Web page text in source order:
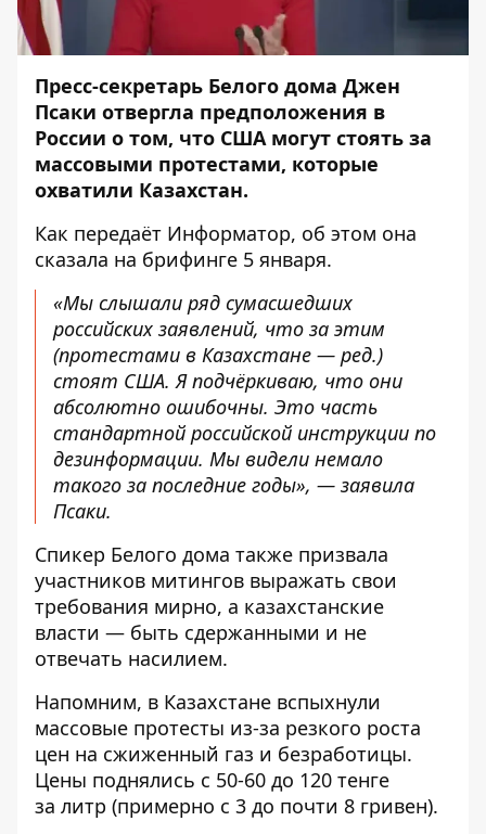
Пресс-секретарь Белого дома Джен
Псаки отвергла предположения в
России о том, что США могут стоять за
массовыми протестами, которые
охватили Казахстан.
Как передаёт Информатор, об этом она
сказала на брифинге 5 января.
«Мы слышали ряд сумасшедших
российских заявлений, что за этим
(протестами в Казахстане — ред.)
стоят США. Я подчёркиваю, что они
абсолютно ошибочны. Это часть
стандартной российской инструкции по
дезинформации. Мы видели немало
такого за последние годы», — заявила
Псаки.
Спикер Белого дома также призвала
участников митингов выражать свои
требования мирно, а казахстанские
власти — быть сдержанными и не
отвечать насилием.
Напомним, в Казахстане вспыхнули
массовые протесты из-за резкого роста
цен на сжиженный газ и безработицы.
Цены поднялись с 50-60 до 120 тенге
за литр (примерно с 3 до почти 8 гривен).